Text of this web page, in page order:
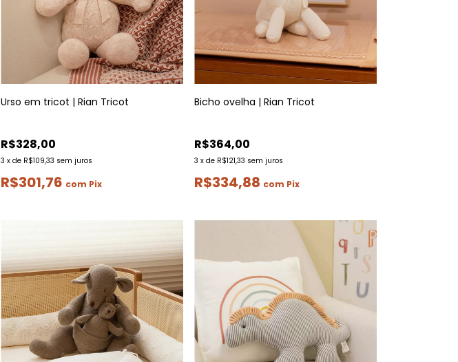
Urso em tricot | Rian Tricot
R$328,00
3 x de R$109,33 sem juros
R$301,76 com Pix
Bicho ovelha | Rian Tricot
R$364,00
3 x de R$121,33 sem juros
R$334,88 com Pix